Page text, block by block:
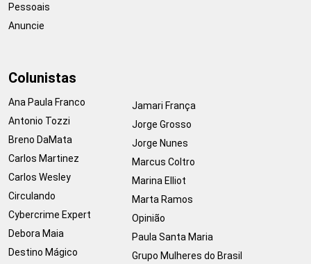
Pessoais
Anuncie
Colunistas
Ana Paula Franco
Antonio Tozzi
Breno DaMata
Carlos Martinez
Carlos Wesley
Circulando
Cybercrime Expert
Debora Maia
Destino Mágico
Jamari França
Jorge Grosso
Jorge Nunes
Marcus Coltro
Marina Elliot
Marta Ramos
Opinião
Paula Santa Maria
Grupo Mulheres do Brasil